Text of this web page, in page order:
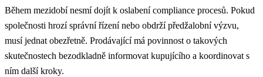
Během mezidobí nesmí dojít k oslabení compliance procesů. Pokud
společnosti hrozí správní řízení nebo obdrží předžalobní výzvu,
musí jednat obezřetně. Prodávající má povinnost o takových
skutečnostech bezodkladně informovat kupujícího a koordinovat s
ním další kroky.